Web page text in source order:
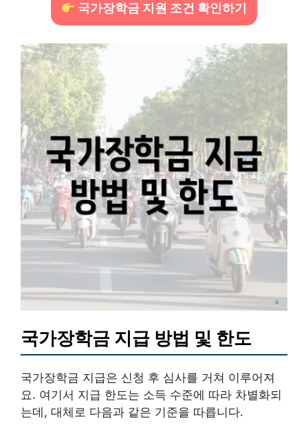
국가장학금 지원 조건 확인하기
국가장학금 지급 방법 및 한도
국가장학금 지급은 신청 후 심사를 거쳐 이루어져
요. 여기서 지급 한도는 소득 수준에 따라 차별화되
는데, 대체로 다음과 같은 기준을 따릅니다.